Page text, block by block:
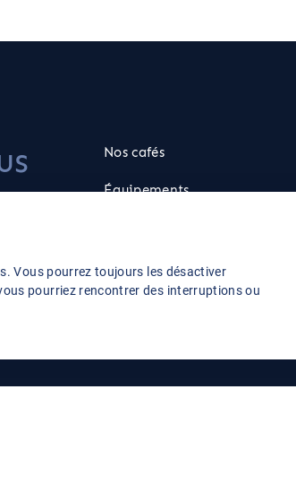
Vous pourrez toujours les désactiver
pourriez rencontrer des interruptions ou
Nos cafés
Équipements
Cadeaux